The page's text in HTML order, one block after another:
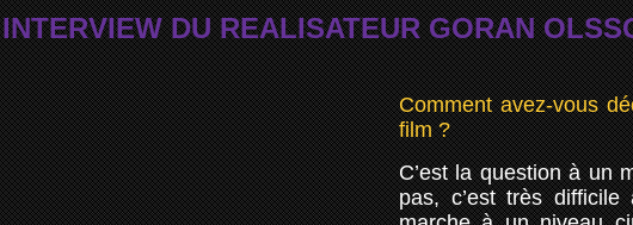
INTERVIEW DU REALISATEUR GORAN
Comment avez-vous
film ?
C’est la question à un
pas, c’est très